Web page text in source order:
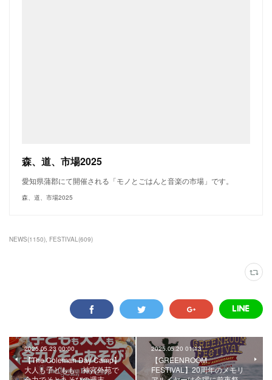
森、道、市場2025
愛知県蒲郡にて開催される「モノとごはんと音楽の市場」です。
森、道、市場2025
NEWS(1150) FESTIVAL (609)
2025.05.23 00:00
【The Coleman Day Camp】
大人も子どもも、神宮外苑で
2025.05.20 01:13
【GREENROOM
FESTIVAL】20周年のメモリ